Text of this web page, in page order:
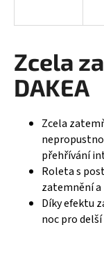
Zcela
DAKEA
Zcela
přehřívání
Roleta s
zatemnění
Díky efektu
noc pro
í
t
?